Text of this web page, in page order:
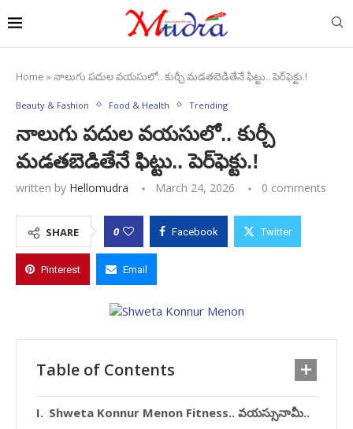
Home »నాలుగు పదుల వయసులో.. కుర్చీ మడతబెడితేనే ఫిట్టు.. పెర్‌ఫెక్టు.!
Beauty & Fashion Food & Health Trending
నాలుగు పదుల వయసులో.. కుర్చీ
మడతబెడితేనే ఫిట్టు.. పెర్‌ఫెక్టు.!
written by Hellomudra March 24, 2026 0 comments
SHARE 0 Facebook Twitter
Pinterest Email
Table of Contents
Shweta Konnur Menon Fitness.. వయస్సునామీ..